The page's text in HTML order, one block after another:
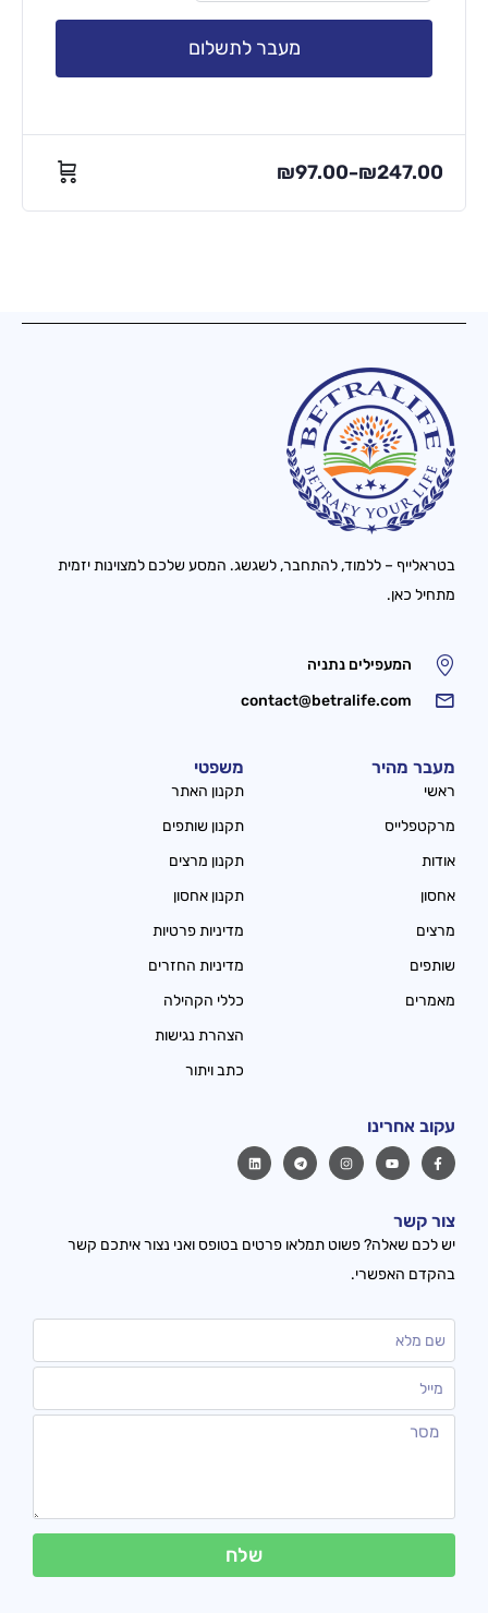
מעבר לתשלום
₪97.00–₪247.00
בטראלייף – ללמוד, להתחבר, לשגשג. המסע שלכם למצוינות יזמית
מתחיל כאן.
המעפילים נתניה
contact@betralife.com
מעבר מהיר
ראשי
מרקטפלייס
אודות
אחסון
מרצים
שותפים
מאמרים
משפטי
תקנון האתר
תקנון שותפים
תקנון מרצים
תקנון אחסון
מדיניות פרטיות
מדיניות החזרים
כללי הקהילה
הצהרת נגישות
כתב ויתור
עקוב אחרינו
צור קשר
יש לכם שאלה? פשוט תמלאו פרטים בטופס ואני נצור איתכם קשר
בהקדם האפשרי.
שלח